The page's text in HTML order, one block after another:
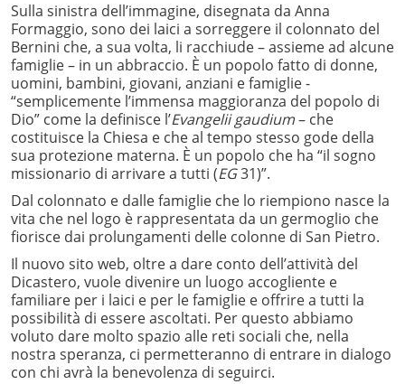
Sulla sinistra dell’immagine, disegnata da Anna
Formaggio, sono dei laici a sorreggere il colonnato del
Bernini che, a sua volta, li racchiude – assieme ad alcune
famiglie – in un abbraccio. È un popolo fatto di donne,
uomini, bambini, giovani, anziani e famiglie -
“semplicemente l’immensa maggioranza del popolo di
Dio” come la definisce l’Evangelii gaudium– che
costituisce la Chiesa e che al tempo stesso gode della
sua protezione materna. È un popolo che ha “il sogno
missionario di arrivare a tutti (EG31)”.
Dal colonnato e dalle famiglie che lo riempiono nasce la
vita che nel logo è rappresentata da un germoglio che
fiorisce dai prolungamenti delle colonne di San Pietro.
Il nuovo sito web, oltre a dare conto dell’attività del
Dicastero, vuole divenire un luogo accogliente e
familiare per i laici e per le famiglie e offrire a tutti la
possibilità di essere ascoltati. Per questo abbiamo
voluto dare molto spazio alle reti sociali che, nella
nostra speranza, ci permetteranno di entrare in dialogo
con chi avrà la benevolenza di seguirci.